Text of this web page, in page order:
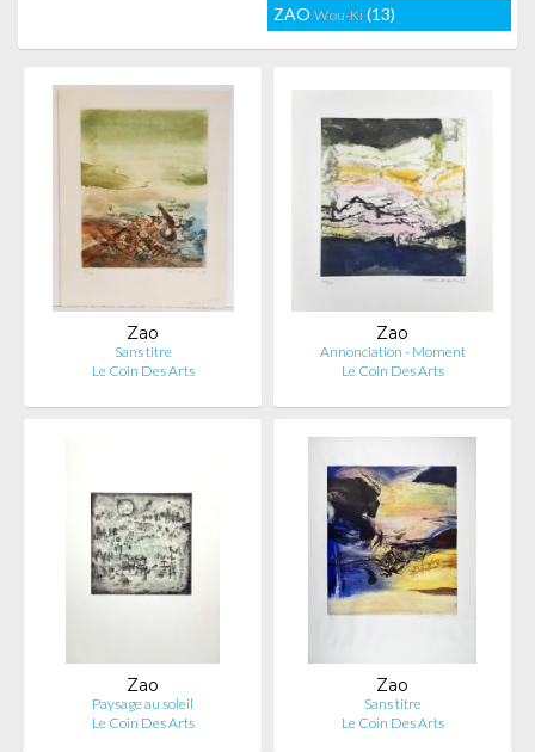
ZAO Wou-Ki (13)
Zao
Sans titre
Le Coin Des Arts
Zao
Annonciation - Moment
Le Coin Des Arts
Zao
Paysage au soleil
Le Coin Des Arts
Zao
Sans titre
Le Coin Des Arts